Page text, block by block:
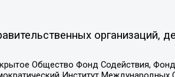
организаций,
Общество Фонд Содействия,